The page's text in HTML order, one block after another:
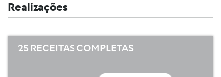
Realizações
25 RECEITAS COMPLETAS